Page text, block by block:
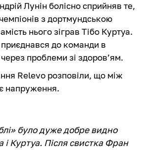
Лунін болісно сприйняв те,
з дортмундською
нього зіграв Тібо Куртуа.
приєднався до команди в
проблеми зі здоров’ям.
Relevo розповіли, що між
напруження.
було дуже добре видно
і Куртуа. Після свистка Фран